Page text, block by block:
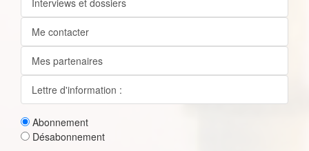
Interviews et dossiers
Me contacter
Mes partenaires
Lettre d'information :
Abonnement
Désabonnement